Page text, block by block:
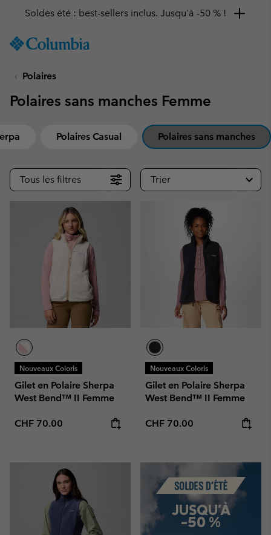
TO
SKIP
MAIN
Soldes été : best-sellers inclus. Jusqu'à -50 % !
Polaires
Polaires sans manches Femme
Polaires Casual Polaires sans manches
Tous les filtres Trier
Nouveaux Coloris
Gilet en Polaire Sherpa
West Bend™ II Femme
Regular price:
CHF 70.00
Nouveaux Coloris
Gilet en Polaire Sherpa
West Bend™ II Femme
Regular price:
CHF 70.00
Summer Sale
JUSQU'À
-50 %